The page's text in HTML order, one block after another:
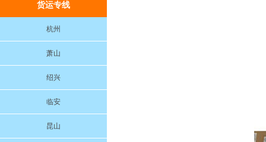
货运专线
杭州
萧山
绍兴
临安
昆山